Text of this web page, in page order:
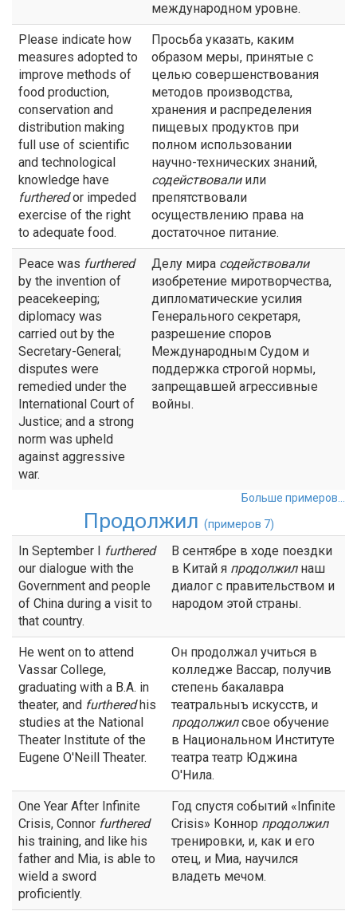
международном уровне.
Please indicate how
measures adopted to
improve methods of
food production,
conservation and
distribution making
full use of scientific
and technological
knowledge have
furtheredor impeded
exercise of the right
to adequate food.
Просьба указать, каким
образом меры, принятые с
целью совершенствования
методов производства,
хранения и распределения
пищевых продуктов при
полном использовании
научно-технических знаний,
содействовалиили
препятствовали
осуществлению права на
достаточное питание.
Peace was furthered
by the invention of
peacekeeping;
diplomacy was
carried out by the
Secretary-General;
disputes were
remedied under the
International Court of
Justice; and a strong
norm was upheld
against aggressive
war.
Делу мира содействовали
изобретение миротворчества,
дипломатические усилия
Генерального секретаря,
разрешение споров
Международным Судом и
поддержка строгой нормы,
запрещавшей агрессивные
войны.
Больше примеров...
Продолжил (примеров 7)
In September I furthered
our dialogue with the
Government and people
of China during a visit to
that country.
В сентябре в ходе поездки
в Китай я продолжилнаш
диалог с правительством и
народом этой страны.
He went on to attend
Vassar College,
graduating with a B.A. in
theater, and furtheredhis
studies at the National
Theater Institute of the
Eugene O'Neill Theater.
Он продолжал учиться в
колледже Вассар, получив
степень бакалавра
театральныъ искусств, и
продолжилсвое обучение
в Национальном Институте
театра театр Юджина
О'Нила.
One Year After Infinite
Crisis, Connor furthered
his training, and like his
father and Mia, is able to
wield a sword
proficiently.
Год спустя событий «Infinite
Crisis» Коннор продолжил
тренировки, и, как и его
отец, и Миа, научился
владеть мечом.